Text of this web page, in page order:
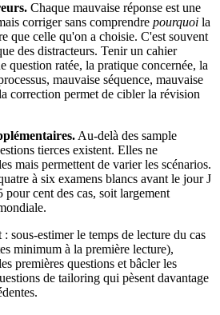
Chaque mauvaise réponse est une
corriger sans comprendre pourquoi la
que celle qu'on a choisie. C'est souvent
des distracteurs. Tenir un cahier
question ratée, la pratique concernée, la
mauvaise séquence, mauvaise
correction permet de cibler la révision
Au‑delà des sample
tierces existent. Elles ne
mais permettent de varier les scénarios.
à six examens blancs avant le jour J
pour cent des cas, soit largement
sous‑estimer le temps de lecture du cas
minimum à la première lecture),
premières questions et bâcler les
de tailoring qui pèsent davantage